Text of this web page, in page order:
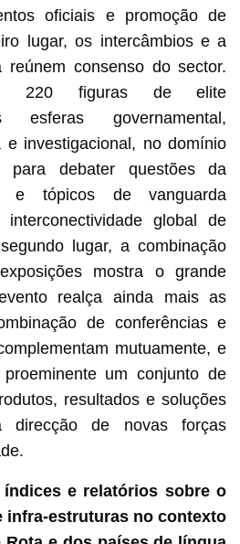
oficiais e promoção de
lugar, os intercâmbios e a
reúnem consenso do sector.
220 figuras de elite
esferas governamental,
e investigacional, no domínio
para debater questões da
e tópicos de vanguarda
global de
lugar, a combinação
mostra o grande
realça ainda mais as
de conferências e
mutuamente, e
um conjunto de
resultados e soluções
direcção de novas forças
e relatórios sobre o
infra-estruturas no contexto